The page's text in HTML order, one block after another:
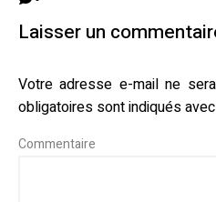
Laisser un
Votre adresse e-mail ne
obligatoires sont indiqués avec